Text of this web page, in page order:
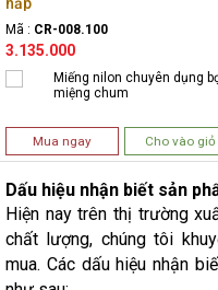
nắp
Mã : CR-008.100
3.135.000
Miếng nilon chuyên dụng
miệng chum
Mua ngay Cho vào giỏ
Dấu hiệu nhận biết sản
Hiện nay trên thị trường
chất lượng, chúng tôi
mua. Các dấu hiệu nhận